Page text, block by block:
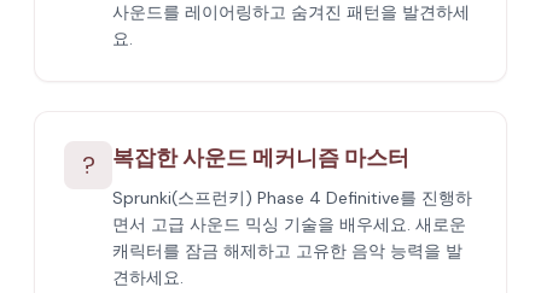
사운드를 레이어링하고 숨겨진 패턴을 발견하세
요.
? 복잡한 사운드 메커니즘 마스터
Sprunki(스프런키) Phase 4 Definitive를 진행하
면서 고급 사운드 믹싱 기술을 배우세요. 새로운
캐릭터를 잠금 해제하고 고유한 음악 능력을 발
견하세요.